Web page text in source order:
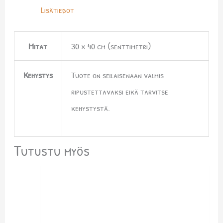
Lisätiedot
Mitat 30 × 40 cm (senttimetri)
Kehystys
Tuote on sellaisenaan valmis
ripustettavaksi eikä tarvitse
kehystystä.
Tutustu myös